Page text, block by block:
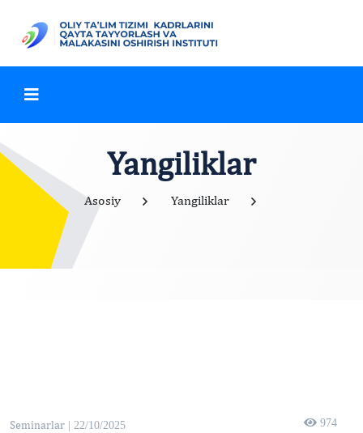
Yangiliklar
Asosiy Yangiliklar
Seminarlar | 22/10/2025 974